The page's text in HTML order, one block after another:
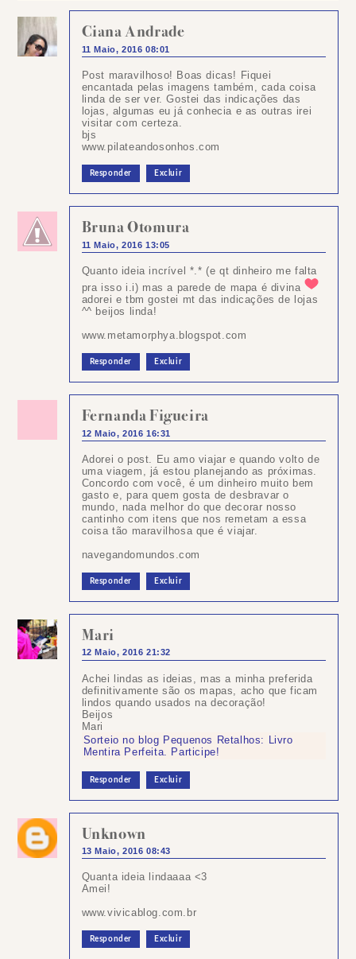
Ciana Andrade
11 Maio, 2016 08:01
Post maravilhoso! Boas dicas! Fiquei
encantada pelas imagens também, cada coisa
linda de ser ver. Gostei das indicações das
lojas, algumas eu já conhecia e as outras irei
visitar com certeza.
bjs
www.pilateandosonhos.com
Responder Excluir
Bruna Otomura
11 Maio, 2016 13:05
Quanto ideia incrível *.* (e qt dinheiro me falta
pra isso i.i) mas a parede de mapa é divina
adorei e tbm gostei mt das indicações de lojas
^^ beijos linda!
www.metamorphya.blogspot.com
Responder Excluir
Fernanda Figueira
12 Maio, 2016 16:31
Adorei o post. Eu amo viajar e quando volto de
uma viagem, já estou planejando as próximas.
Concordo com você, é um dinheiro muito bem
gasto e, para quem gosta de desbravar o
mundo, nada melhor do que decorar nosso
cantinho com itens que nos remetam a essa
coisa tão maravilhosa que é viajar.
navegandomundos.com
Responder Excluir
Mari
12 Maio, 2016 21:32
Achei lindas as ideias, mas a minha preferida
definitivamente são os mapas, acho que ficam
lindos quando usados na decoração!
Beijos
Mari
Sorteio no blog Pequenos Retalhos: Livro
Mentira Perfeita. Participe!
Responder Excluir
Unknown
13 Maio, 2016 08:43
Quanta ideia lindaaaa <3
Amei!
www.vivicablog.com.br
Responder Excluir